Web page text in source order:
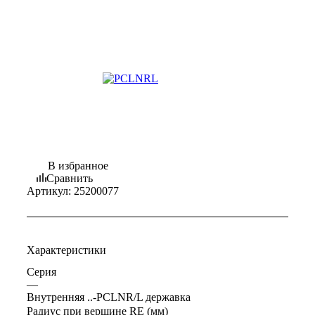
В избранное
Сравнить
Артикул: 25200077
Характеристики
Серия
—
Внутренняя ..-PCLNR/L державка
Радиус при вершине RE (мм)